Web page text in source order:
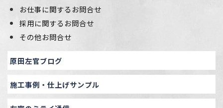
お仕事に関するお問合せ
採用に関するお問合せ
その他お問合せ
原田左官ブログ
施工事例・仕上げサンプル